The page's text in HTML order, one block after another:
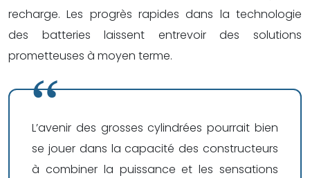
recharge. Les progrès rapides dans la technologie
des batteries laissent entrevoir des solutions
prometteuses à moyen terme.
L’avenir des grosses cylindrées pourrait bien
se jouer dans la capacité des constructeurs
à combiner la puissance et les sensations